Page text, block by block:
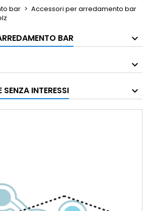
bar
Accessori per arredamento bar
BAR
INTERESSI